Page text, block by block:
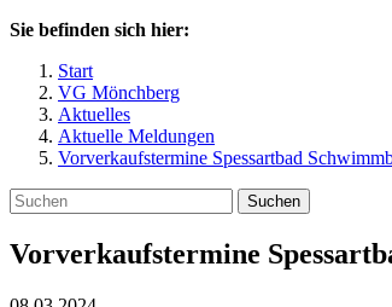
Sie befinden sich hier:
Start
VG Mönchberg
Aktuelles
Aktuelle Meldungen
Vorverkaufstermine Spessartbad
Suchen
Vorverkaufstermine